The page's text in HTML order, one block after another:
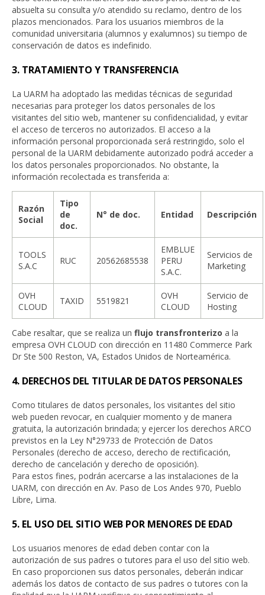
absuelta su consulta y/o atendido su reclamo, dentro de los
plazos mencionados. Para los usuarios miembros de la
comunidad universitaria (alumnos y exalumnos) su tiempo de
conservación de datos es indefinido.
3. TRATAMIENTO Y TRANSFERENCIA
La UARM ha adoptado las medidas técnicas de seguridad
necesarias para proteger los datos personales de los
visitantes del sitio web, mantener su confidencialidad, y evitar
el acceso de terceros no autorizados. El acceso a la
información personal proporcionada será restringido, solo el
personal de la UARM debidamente autorizado podrá acceder a
los datos personales proporcionados. No obstante, la
información recolectada es transferida a:
Razón
Social
Tipo
de
doc.
N° de doc. Entidad Descripción
TOOLS
S.A.C
RUC 20562685538
EMBLUE
PERU
S.A.C.
Servicios de
Marketing
OVH
CLOUD
TAXID 5519821
OVH
CLOUD
Servicio de
Hosting
Cabe resaltar, que se realiza un flujo transfronterizo a la
empresa OVH CLOUD con dirección en 11480 Commerce Park
Dr Ste 500 Reston, VA, Estados Unidos de Norteamérica.
4. DERECHOS DEL TITULAR DE DATOS PERSONALES
Como titulares de datos personales, los visitantes del sitio
web pueden revocar, en cualquier momento y de manera
gratuita, la autorización brindada; y ejercer los derechos ARCO
previstos en la Ley N°29733 de Protección de Datos
Personales (derecho de acceso, derecho de rectificación,
derecho de cancelación y derecho de oposición).
Para estos fines, podrán acercarse a las instalaciones de la
UARM, con dirección en Av. Paso de Los Andes 970, Pueblo
Libre, Lima.
5. EL USO DEL SITIO WEB POR MENORES DE EDAD
Los usuarios menores de edad deben contar con la
autorización de sus padres o tutores para el uso del sitio web.
En caso proporcionen sus datos personales, deberán indicar
además los datos de contacto de sus padres o tutores con la